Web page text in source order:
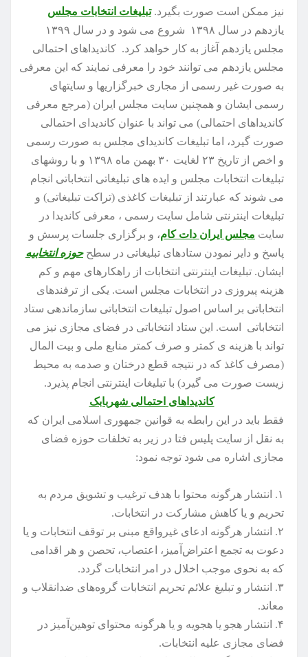
نیز ممکن است صورت بگیرد.تبلیغات انتخابات مجلس
یازدهم در سال ۱۳۹۸ شروع می شود و در سال ۱۳۹۹
مجلس یازدهم آغاز به کار خواهد کرد. کاندیداهای احتمالی
مجلس یازدهم می توانند خود را معرفی نمایند که این معرفی
به صورت غیر رسمی از مجاری خبرگزاریها و سایتهای
رسمی ایشان و همچنین سایت مجلس ایران (مرجع معرفی
کاندیداهای احتمالی) می تواند با عنوان کاندیدای احتمالی
صورت گیرد، اما تبلیغات کاندیدای مجلس به صورت رسمی
و اخص از تاریخ ۲۳ لغایت ۳۰ بهمن ماه ۱۳۹۸ و با روشهای
تبلیغات انتخابات مجلس و ایده های تبلیغاتی انتخاباتی انجام
می شوند که عبارتند از تبلیغات کاغذی (تراکت تبلیغاتی) و
تبلیغات اینترنتی شامل سایت رسمی ، معرفی کاندیدا در
سایت مجلس ایران دات کام، و برگزاری جلسات پرسش و
پاسخ و دایر نمودن ستادهای تبلیغاتی در سطححوزه انتخابیه
ایشان. تبلیغات اینترنتی انتخابات از راهکارهای مهم و کم
هزینه پیروزی در انتخابات مجلس است. یکی از ترفندهای
انتخاباتی بر اساس اصول تبلیغات انتخاباتی سازماندهی ستاد
انتخاباتی است. این ستاد انتخاباتی در فضای مجازی نیز می
تواند با هزینه ی کمتر و صرف کمتر منابع ملی و بیت المال
(مصرف کاغذ که در نتیجه قطع درختان و صدمه به محیط
زیست صورت می گیرد) با تبلیغات اینترنتی انجام پذیرد.
کاندیداهای احتمالی شهربابک
فقط باید در این رابطه به قوانین جمهوری اسلامی ایران که
به نقل از سایت پلیس فتا در زیر به تخلفات حوزه فضای
مجازی اشاره می شود توجه نمود:
۱. انتشار هرگونه محتوا با هدف ترغیب و تشویق مردم به
تحریم و یا کاهش مشارکت در انتخابات.
۲. انتشار هرگونه ادعای غیرواقع مبنی بر توقف انتخابات و یا
دعوت به تجمع اعتراض‌آمیز‌، اعتصاب‌، تحصن و هر اقدامی
که به نحوی موجب اخلال در امر انتخابات گردد.
۳. انتشار و تبلیغ علائم تحریم انتخابات گروه‌های ضد‌انقلاب و
معاند.
۴. انتشار هجو یا هجویه و یا هرگونه محتوای توهین‌آمیز در
فضای مجازی علیه انتخابات.